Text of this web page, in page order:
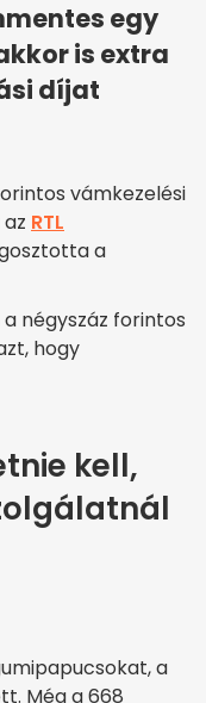
egy
is extra
díjat
vámkezelési
RTL
a
négyszáz forintos
hogy
kell,
a
Még a 668